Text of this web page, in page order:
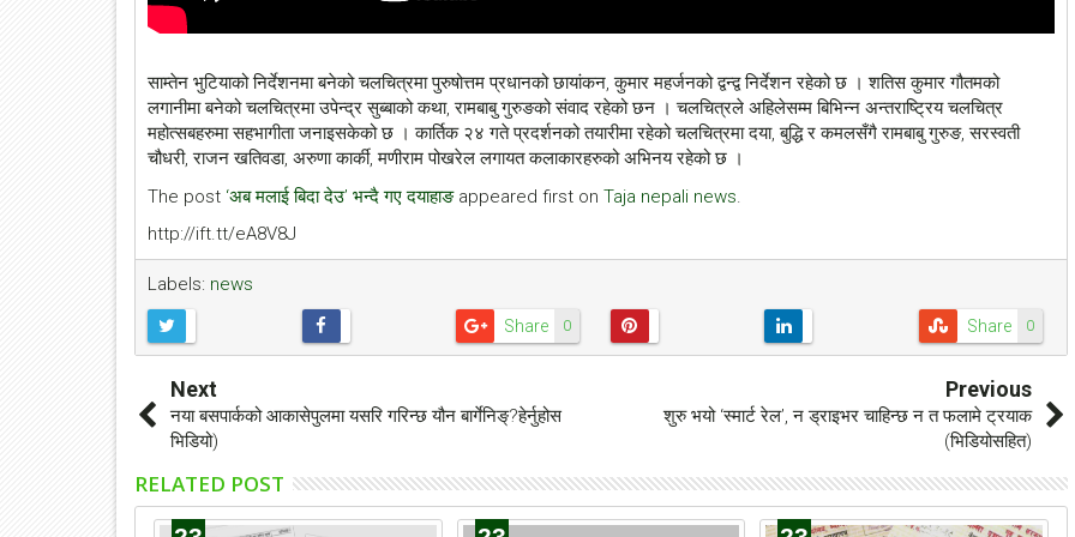
साम्तेन भुटियाको निर्देशनमा बनेको चलचित्रमा पुरुषोत्तम प्रधानको छायांकन, कुमार महर्जनको द्वन्द्व निर्देशन रहेको छ । शतिस कुमार गौतमको
लगानीमा बनेको चलचित्रमा उपेन्द्र सुब्बाको कथा, रामबाबु गुरुङको संवाद रहेको छन । चलचित्रले अहिलेसम्म बिभिन्न अन्तराष्ट्रिय चलचित्र
महोत्सबहरुमा सहभागीता जनाइसकेको छ । कार्तिक २४ गते प्रदर्शनको तयारीमा रहेको चलचित्रमा दया, बुद्धि र कमलसँगै रामबाबु गुरुङ, सरस्वती
चौधरी, राजन खतिवडा, अरुणा कार्की, मणीराम पोखरेल लगायत कलाकारहरुको अभिनय रहेको छ ।
The post ‘अब मलाई बिदा देउ’ भन्दै गए दयाहाङappeared first on Taja nepali news
http://ift.tt/eA8V8J
Labels: news
0
Share 0
Share
Next
नया बसपार्कको आकासेपुलमा यसरि गरिन्छ यौन बार्गेनिङ्?हेर्नुहोस
भिडियो)
Previous
शुरु भयो ‘स्मार्ट रेल’, न ड्राइभर चाहिन्छ न त फलामे ट्रयाक
(भिडियोसहित)
RELATED POST
३ कक्षामा अध्यनरत अयुव
shyane.com.np 2018-5-22
काठमाडौं : ६ वर्षको अयुव सेन निरन्तर मण्डला
अध्यनरत उनी अभिनय सिक्नका लागि मण्डला
धाउने गरेका हुन्। आफ्ना बाबु सन्तोष सेनको नयाँ
गोरेलाई मोरङ जिल्ला अदालत
2018-5-22
काठमाडौं: सुन प्रकरण र हत्यामा जोडिएका मुख्य
अभियुक्त चुडामणी उप्रेतीलाई आज नै जिल्ला
अदालत मोरङमा उपस्थित गराउने भएको छ।
मंगलवार दिउँसो सरकारले गठन गरेको विषेश
छानविन समितिले पक्राउ गरेको ‘गोर...